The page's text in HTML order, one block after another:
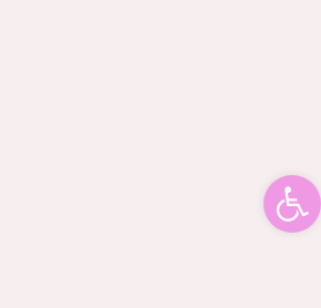
פתח סרגל נגישות